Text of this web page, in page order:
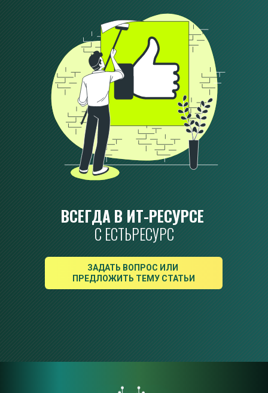
ВСЕГДА В ИТ-РЕСУРСЕ
С ЕСТЬРЕСУРС
ЗАДАТЬ ВОПРОС ИЛИ
ПРЕДЛОЖИТЬ ТЕМУ СТАТЬИ